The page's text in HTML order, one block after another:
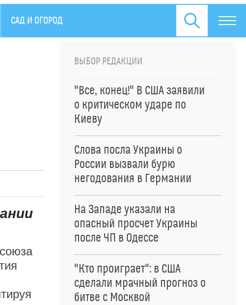
САД И ОГОРОД
ВЫБОР РЕДАКЦИИ
"Все, конец!" В США заявили
о критическом ударе по
Киеву
Слова посла Украины о
России вызвали бурю
негодования в Германии
На Западе указали на
опасный просчет Украины
после ЧП в Одессе
"Кто проиграет": в США
сделали мрачный прогноз о
битве с Москвой